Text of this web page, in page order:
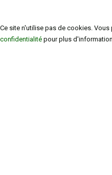
Ce site n'utilise pas de cookies.
confidentialité pour plus